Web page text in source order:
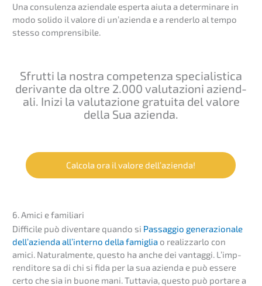
Una consu­len­za aziend­a­le esper­ta aiuta a deter­mina­re in
modo solido il valore di un’azi­en­da e a render­lo al tempo
stesso comprensibile.
Sfrut­ti la nostra compe­tenza specia­li­sti­ca
derivan­te da oltre 2.000 valuta­zio­ni aziend­
a­li. Inizi la valuta­zio­ne gratui­ta del valore
della Sua azienda.
Calco­la ora il valore dell’azienda!
6. Amici e familiari
Diffi­ci­le può diven­ta­re quando si Passag­gio genera­zio­na­le
dell’a­zi­en­da all’in­ter­no della famiglia o realiz­zar­lo con
amici. Natur­al­men­te, questo ha anche dei vantag­gi. L’imp­
ren­di­to­re sa di chi si fida per la sua azien­da e può essere
certo che sia in buone mani. Tutta­via, questo può portare a